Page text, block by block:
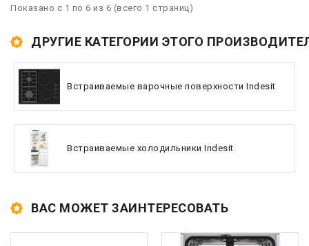
Показано с 1 по 6 из 6 (всего 1 страниц)
ДРУГИЕ КАТЕГОРИИ ЭТОГО
Встраиваемые варочные поверхности Indesit
Встраиваемые холодильники Indesit
ВАС МОЖЕТ ЗАИНТЕРЕСОВАТЬ